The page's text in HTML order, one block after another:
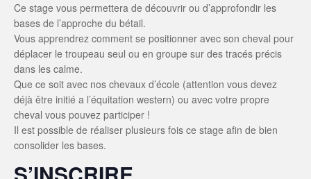
Ce stage vous permettera de découvrir ou d’approfondir les
bases de l’approche du bétail.
Vous apprendrez comment se positionner avec son cheval pour
déplacer le troupeau seul ou en groupe sur des tracés précis
dans les calme.
Que ce soit avec nos chevaux d’école (attention vous devez
déjà être initié a l’équitation western) ou avec votre propre
cheval vous pouvez participer !
Il est possible de réaliser plusieurs fois ce stage afin de bien
consolider les bases.